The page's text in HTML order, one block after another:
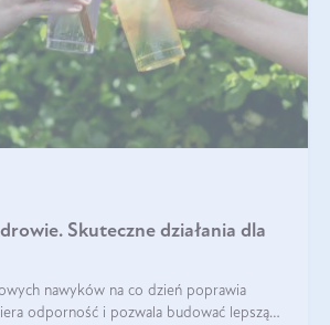
Skuteczne działania dla
nawyków na co dzień poprawia
odporność i pozwala budować lepszą